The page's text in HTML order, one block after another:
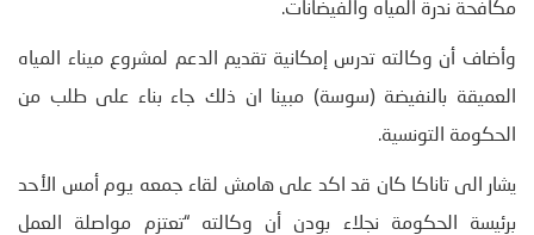
مكافحة ندرة المياه والفيضانات.
وأضاف أن وكالته تدرس إمكانية تقديم الدعم لمشروع ميناء المياه
العميقة بالنفيضة (سوسة) مبينا ان ذلك جاء بناء على طلب من
الحكومة التونسية.
يشار الى تاناكا كان قد اكد على هامش لقاء جمعه يوم أمس الأحد
برئيسة الحكومة نجلاء بودن أن وكالته “تعتزم مواصلة العمل